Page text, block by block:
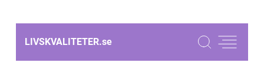
LIVSKVALITETER.se